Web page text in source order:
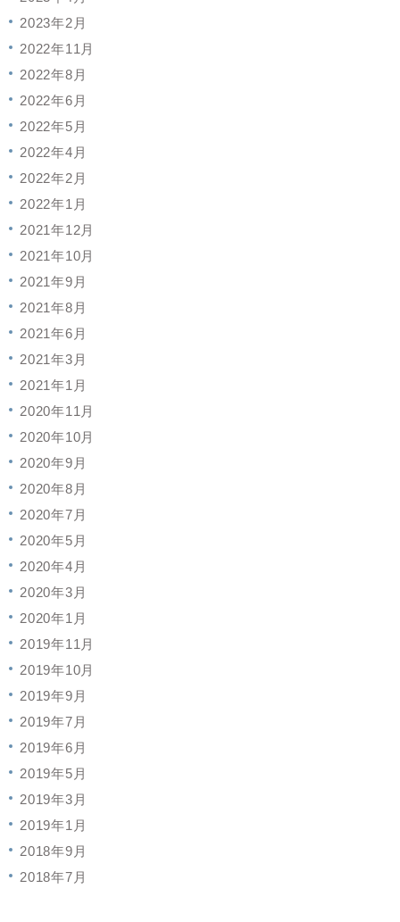
2023年2月
2022年11月
2022年8月
2022年6月
2022年5月
2022年4月
2022年2月
2022年1月
2021年12月
2021年10月
2021年9月
2021年8月
2021年6月
2021年3月
2021年1月
2020年11月
2020年10月
2020年9月
2020年8月
2020年7月
2020年5月
2020年4月
2020年3月
2020年1月
2019年11月
2019年10月
2019年9月
2019年7月
2019年6月
2019年5月
2019年3月
2019年1月
2018年9月
2018年7月